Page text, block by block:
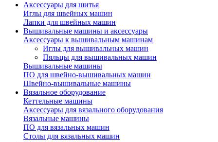
Аксессуары для шитья
Иглы для швейных машин
Лапки для швейных машин
Вышивальные машины и аксессуары
Аксессуары к вышивальным машинам
Иглы для вышивальных машин
Пяльцы для вышивальных машин
Вышивальные машины
ПО для швейно-вышивальных машин
Швейно-вышивальные машины
Вязальное оборудование
Кеттельные машины
Аксессуары для вязального оборудования
Вязальные машины
ПО для вязальных машин
Столы для вязальных машин